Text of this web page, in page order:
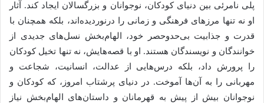
پلی نامرئی بین دنیای کودکان، نوجوانان و بزرگسالان ایجاد کند. آثار
او نه تنها مرزهای فرهنگی و زمانی را درنوردیده‌اند، بلکه همچنان با
قدرت و جذابیت بی‌حدوحصر خود، الهام‌بخش نسل‌های جدیدی از
خوانندگان و نویسندگان هستند. او با قصه‌هایش، نه تنها تخیل کودکان
را پرورش داد، بلکه درس‌هایی از عدالت، انسانیت، شجاعت و
مهربانی را به آن‌ها آموخت. در دنیای پرشتاب امروز، که کودکان و
نوجوانان بیش از پیش به قهرمانان و داستان‌های الهام‌بخش نیاز